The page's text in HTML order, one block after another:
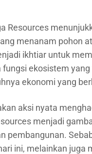
Resources
menanam pohon
ikhtiar untuk
ekosistem
ekonomi yang
aksi nyata
menjadi
pembangunan.
ini, melainkan juga